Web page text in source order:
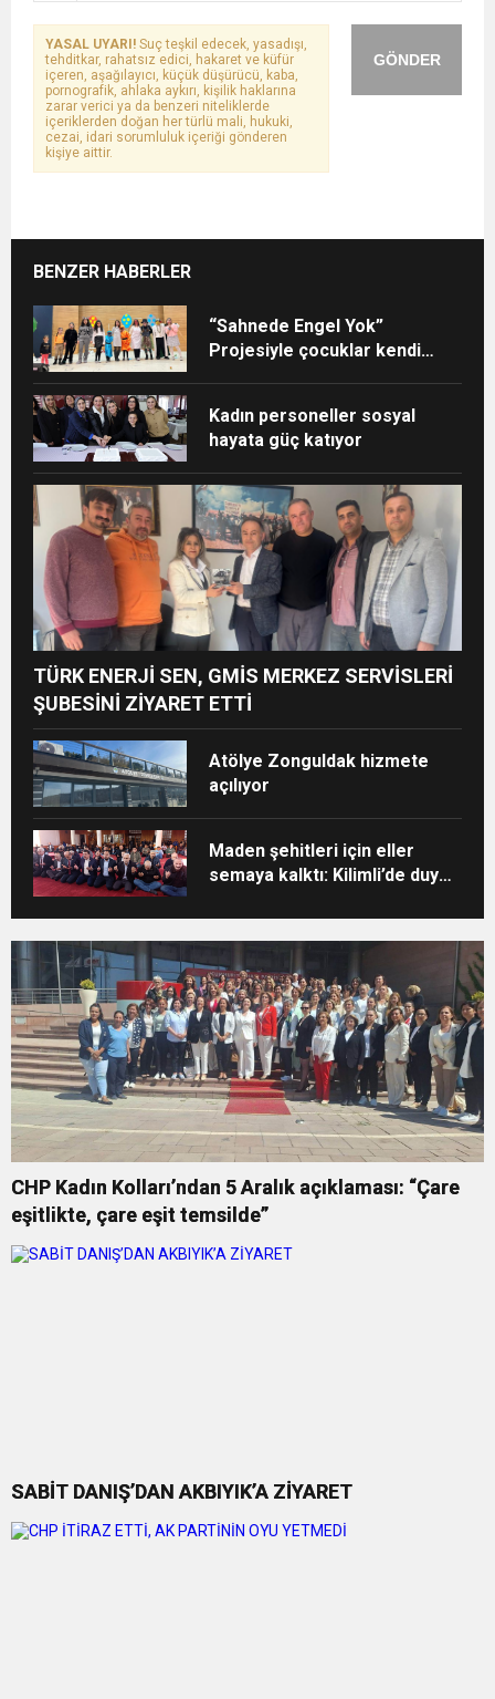
GÖNDER
YASAL UYARI! Suç teşkil edecek, yasadışı,
tehditkar, rahatsız edici, hakaret ve küfür
içeren, aşağılayıcı, küçük düşürücü, kaba,
pornografik, ahlaka aykırı, kişilik haklarına
zarar verici ya da benzeri niteliklerde
içeriklerden doğan her türlü mali, hukuki,
cezai, idari sorumluluk içeriği gönderen
kişiye aittir.
BENZER HABERLER
“Sahnede Engel Yok”
Projesiyle çocuklar kendi
Kadın personeller sosyal
hayata güç katıyor
TÜRK ENERJİ SEN, GMİS MERKEZ SERVİSLERİ
ŞUBESİNİ ZİYARET ETTİ
Atölye Zonguldak hizmete
açılıyor
Maden şehitleri için eller
semaya kalktı: Kilimli’de duygu
CHP Kadın Kolları’ndan 5 Aralık açıklaması: “Çare
eşitlikte, çare eşit temsilde”
SABİT DANIŞ’DAN AKBIYIK’A ZİYARET